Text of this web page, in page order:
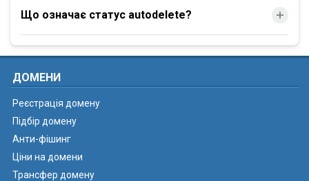
Що означає статус autodelete?
ДОМЕНИ
Реєстрація домену
Підбір домену
Анти-фішинг
Ціни на домени
Трансфер домену